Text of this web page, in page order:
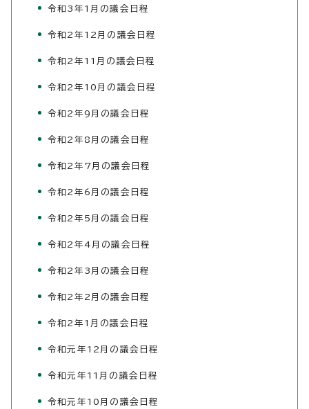
令和3年1月の議会日程
令和2年12月の議会日程
令和2年11月の議会日程
令和2年10月の議会日程
令和2年9月の議会日程
令和2年8月の議会日程
令和2年7月の議会日程
令和2年6月の議会日程
令和2年5月の議会日程
令和2年4月の議会日程
令和2年3月の議会日程
令和2年2月の議会日程
令和2年1月の議会日程
令和元年12月の議会日程
令和元年11月の議会日程
令和元年10月の議会日程